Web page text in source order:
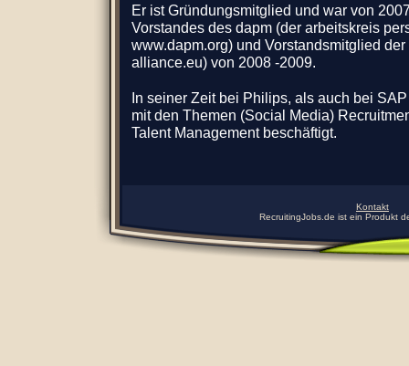
Er ist Gründungsmitglied und war von
Vorstandes des dapm (der arbeitskreis
www.dapm.org) und Vorstandsmitglied
alliance.eu) von 2008 -2009.
In seiner Zeit bei Philips, als auch bei
mitden Themen (Social Media)
Talent Management beschäftigt.
Kontakt
RecruitingJobs.de ist ein Produkt